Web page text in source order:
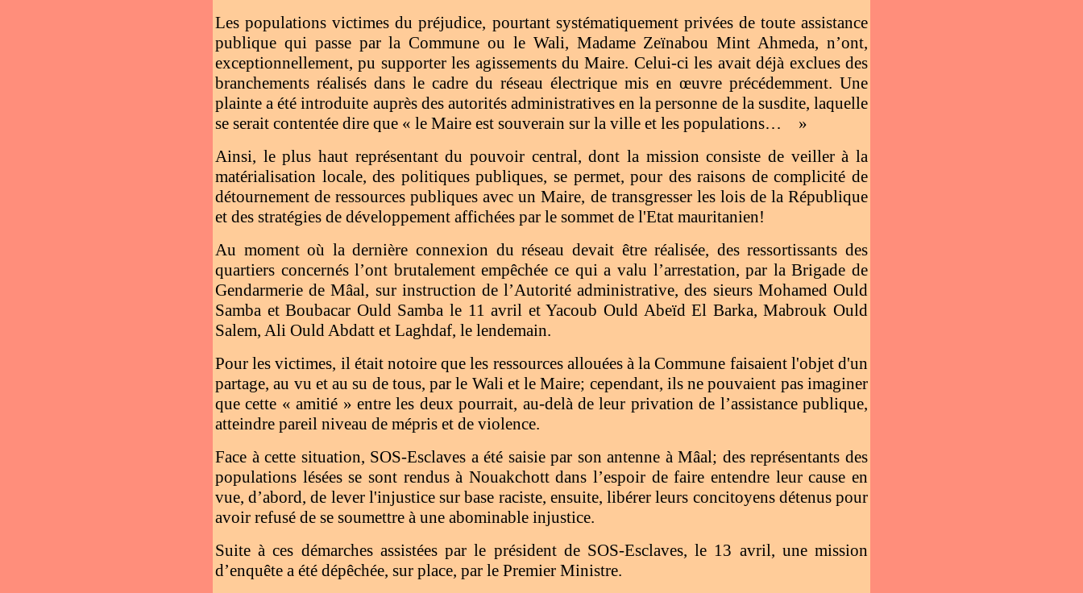
Les populations victimes du préjudice, pourtant systématiquement privées de toute assistance
publique qui passe par la Commune ou le Wali, Madame Zeïnabou Mint Ahmeda, n’ont,
exceptionnellement, pu supporter les agissements du Maire. Celui-ci les avait déjà exclues des
branchements réalisés dans le cadre du réseau électrique mis en œuvre précédemment. Une
plainte a été introduite auprès des autorités administratives en la personne de la susdite, laquelle
se serait contentée dire que « le Maire est souverain sur la ville et les populations…
»
Ainsi, le plus haut représentant du pouvoir central, dont la mission consiste de veiller à la
matérialisation locale, des politiques publiques, se permet, pour des raisons de complicité de
détournement de ressources publiques avec un Maire, de transgresser les lois de la République
et des stratégies de développement affichées par le sommet de l'Etat mauritanien!
Au moment où la dernière connexion du réseau devait être réalisée, des ressortissants des
quartiers concernés l’ont brutalement empêchée ce qui a valu l’arrestation, par la Brigade de
Gendarmerie de Mâal, sur instruction de l’Autorité administrative, des sieurs Mohamed Ould
Samba et Boubacar Ould Samba le 11 avril et Yacoub Ould Abeïd El Barka, Mabrouk Ould
Salem, Ali Ould Abdatt et Laghdaf, le lendemain.
Pour les victimes, il était notoire que les ressources allouées à la Commune faisaient l'objet d'un
partage, au vu et au su de tous, par le Wali et le Maire; cependant, ils ne pouvaient pas imaginer
que cette « amitié » entre les deux pourrait, au-delà de leur privation de l’assistance publique,
atteindre pareil niveau de mépris et de violence.
Face à cette situation, SOS-Esclaves a été saisie par son antenne à Mâal; des représentants des
populations lésées se sont rendus à Nouakchott dans l’espoir de faire entendre leur cause en
vue, d’abord, de lever l'injustice sur base raciste, ensuite, libérer leurs concitoyens détenus pour
avoir refusé de se soumettre à une abominable injustice.
Suite à ces démarches assistées par le président de SOS-Esclaves, le 13 avril, une mission
d’enquête a été dépêchée, sur place, par le Premier Ministre.